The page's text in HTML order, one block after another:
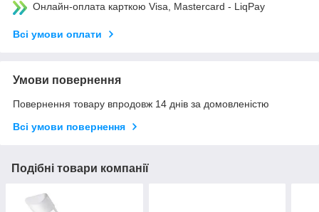
Онлайн-оплата карткою Visa, Mastercard - LiqPay
Всі умови оплати
Умови повернення
Повернення товару впродовж 14 днів за домовленістю
Всі умови повернення
Подібні товари компанії